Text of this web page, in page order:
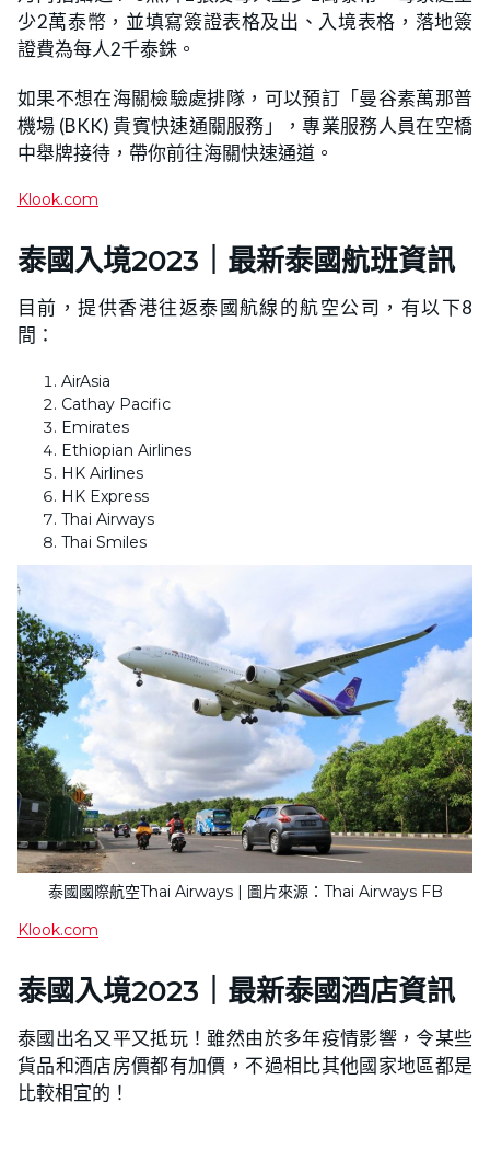
少2萬泰幣，並填寫簽證表格及出、入境表格，落地簽
證費為每人2千泰銖。
如果不想在海關檢驗處排隊，可以預訂「曼谷素萬那普
機場 (BKK) 貴賓快速通關服務」，專業服務人員在空橋
中舉牌接待，帶你前往海關快速通道。
Klook.com
泰國入境2023｜最新泰國航班資訊
目前，提供香港往返泰國航線的航空公司，有以下8
間：
AirAsia
Cathay Pacific
Emirates
Ethiopian Airlines
HK Airlines
HK Express
Thai Airways
Thai Smiles
泰國國際航空Thai Airways | 圖片來源：Thai Airways FB
Klook.com
泰國入境2023｜最新泰國酒店資訊
泰國出名又平又抵玩！雖然由於多年疫情影響，令某些
貨品和酒店房價都有加價，不過相比其他國家地區都是
比較相宜的！